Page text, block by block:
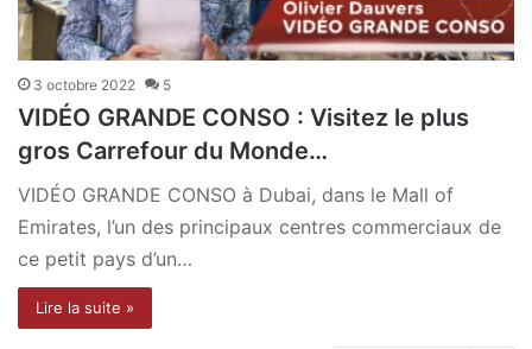
3 octobre 2022 5
VIDÉO GRANDE CONSO : Visitez le plus
gros Carrefour du Monde…
VIDÉO GRANDE CONSO à Dubai, dans le Mall of
Emirates, l’un des principaux centres commerciaux de
ce petit pays d’un…
Lire la suite »